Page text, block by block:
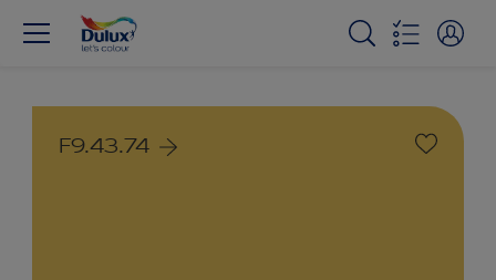
F9.43.74